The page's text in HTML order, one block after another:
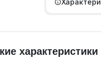
характеристики